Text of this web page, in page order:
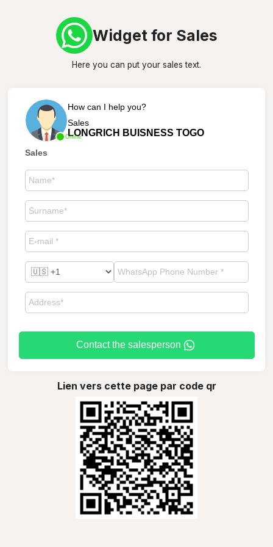
Widget for Sales
Here you can put your sales text.
Online
How can I help you?
Sales
LONGRICH BUISNESS TOGO
Sales
Contact the salesperson
Lien vers cette page par code qr